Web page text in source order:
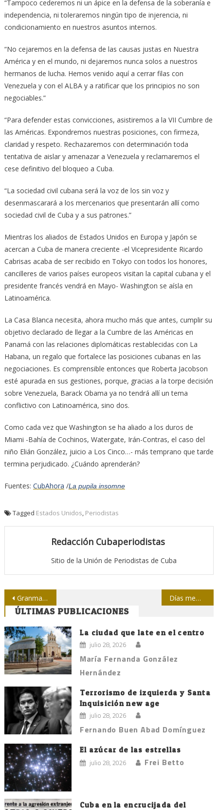
“Tampoco cederemos ni un ápice en la defensa de la soberanía e
independencia, ni toleraremos ningún tipo de injerencia, ni
condicionamiento en nuestros asuntos internos.
“No cejaremos en la defensa de las causas justas en Nuestra
América y en el mundo, ni dejaremos nunca solos a nuestros
hermanos de lucha. Hemos venido aquí a cerrar filas con
Venezuela y con el ALBA y a ratificar que los principios no son
negociables.”
“Para defender estas convicciones, asistiremos a la VII Cumbre de
las Américas. Expondremos nuestras posiciones, con firmeza,
claridad y respeto. Rechazaremos con determinación toda
tentativa de aislar y amenazar a Venezuela y reclamaremos el
cese definitivo del bloqueo a Cuba.
“La sociedad civil cubana será la voz de los sin voz y
desenmascarará a los mercenarios que presentarán allí como
sociedad civil de Cuba y a sus patrones.”
Mientras los aliados de Estados Unidos en Europa y Japón se
acercan a Cuba de manera creciente -el Vicepresidente Ricardo
Cabrisas acaba de ser recibido en Tokyo con todos los honores,
cancilleres de varios países europeos visitan la capital cubana y el
presidente francés vendrá en Mayo- Washington se aísla en
Latinoamérica.
La Casa Blanca necesita, ahora mucho más que antes, cumplir su
objetivo declarado de llegar a la Cumbre de las Américas en
Panamá con las relaciones diplomáticas restablecidas con La
Habana, un regalo que fortalece las posiciones cubanas en las
negociaciones. Es comprensible entonces que Roberta Jacobson
esté apurada en sus gestiones, porque, gracias a la torpe decisión
sobre Venezuela, Barack Obama ya no tendrá allí un tema
conflictivo con Latinoamérica, sino dos.
Como cada vez que Washington se ha aliado a los duros de
Miami -Bahía de Cochinos, Watergate, Irán-Contras, el caso del
niño Elián González, juicio a Los Cinco…- más temprano que tarde
termina perjudicado. ¿Cuándo aprenderán?
Fuentes: CubAhora /La pupila insomne
Tagged Estados Unidos, Periodistas
Redacción Cubaperiodistas
Sitio de la Unión de Periodistas de Cuba
Navegación
de
entradas
Granma: La Gloria de la televisión CNC Días memorables para la prensa granmense
ÚLTIMAS PUBLICACIONES
La ciudad que late en el centro
julio 28, 2026
María Fernanda González
Hernández
Terrorismo de izquierda y Santa
Inquisición new age
julio 28, 2026
Fernando Buen Abad Domínguez
El azúcar de las estrellas
julio 28, 2026 Frei Betto
Cuba en la encrucijada del